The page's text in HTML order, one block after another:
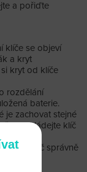
a pořiďte
klíče se objeví
a kryt
kryt od klíče
rozdělání
baterie.
je zachovat stejné
poskládejte klíč
zda klíč správně